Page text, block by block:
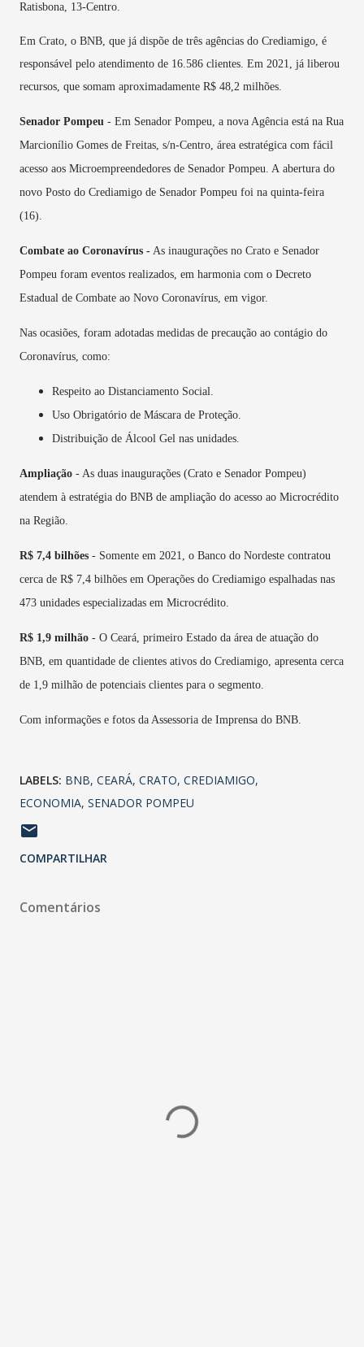
Ratisbona, 13-Centro.
Em Crato, o BNB, que já dispõe de três agências do Crediamigo, é
responsável pelo atendimento de 16.586 clientes. Em 2021, já liberou
recursos, que somam aproximadamente R$ 48,2 milhões.
Senador Pompeu - Em Senador Pompeu, a nova Agência está na Rua
Marcionílio Gomes de Freitas, s/n-Centro, área estratégica com fácil
acesso aos Microempreendedores de Senador Pompeu. A abertura do
novo Posto do Crediamigo de Senador Pompeu foi na quinta-feira
(16).
Combate ao Coronavírus - As inaugurações no Crato e Senador
Pompeu foram eventos realizados, em harmonia com o Decreto
Estadual de Combate ao Novo Coronavírus, em vigor.
Nas ocasiões, foram adotadas medidas de precaução ao contágio do
Coronavírus, como:
Respeito ao Distanciamento Social.
Uso Obrigatório de Máscara de Proteção.
Distribuição de Álcool Gel nas unidades.
Ampliação - As duas inaugurações (Crato e Senador Pompeu)
atendem à estratégia do BNB de ampliação do acesso ao Microcrédito
na Região.
R$ 7,4 bilhões - Somente em 2021, o Banco do Nordeste contratou
cerca de R$ 7,4 bilhões em Operações do Crediamigo espalhadas nas
473 unidades especializadas em Microcrédito.
R$ 1,9 milhão - O Ceará, primeiro Estado da área de atuação do
BNB, em quantidade de clientes ativos do Crediamigo, apresenta cerca
de 1,9 milhão de potenciais clientes para o segmento.
Com informações e fotos da Assessoria de Imprensa do BNB.
LABELS: BNB CEARÁ CRATO CREDIAMIGO
ECONOMIA SENADOR POMPEU
COMPARTILHAR
Comentários